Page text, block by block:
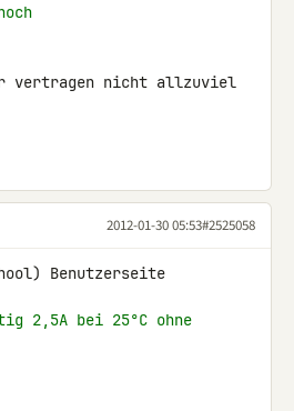
vertragen nicht allzuviel
2012-01-30 05:53#2525058
Benutzerseite
2,5A bei 25°C ohne